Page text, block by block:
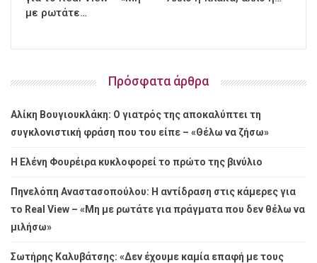
με ρωτάτε…
Πρόσφατα άρθρα
Αλίκη Βουγιουκλάκη: Ο γιατρός της αποκαλύπτει τη
συγκλονιστική φράση που του είπε – «Θέλω να ζήσω»
Η Ελένη Φουρέιρα κυκλοφορεί το πρώτο της βινύλιο
Πηνελόπη Αναστασοπούλου: Η αντίδραση στις κάμερες για
το Real View – «Μη με ρωτάτε για πράγματα που δεν θέλω να
μιλήσω»
Σωτήρης Καλυβάτσης: «Δεν έχουμε καμία επαφή με τους